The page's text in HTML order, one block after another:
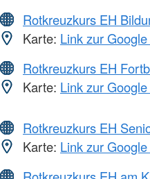
Rotkreuzkurs EH
Karte: Link zur
Rotkreuzkurs EH
Karte: Link zur
Rotkreuzkurs EH
Karte: Link zur